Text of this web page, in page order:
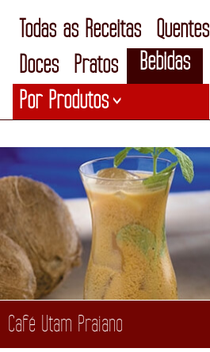
Todas as Receitas Quentes
Doces
Pratos
Bebidas
Por Produtos>
Café Utam Praiano